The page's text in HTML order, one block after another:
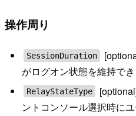
操作周り
SessionDuration
がログオン状態を維持で
RelayStateType
ントコンソール選択時に